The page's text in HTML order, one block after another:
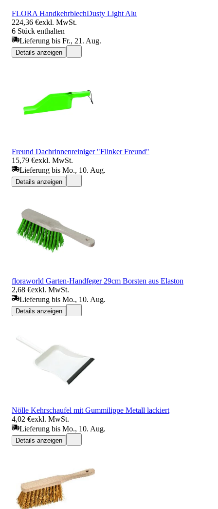
FLORA HandkehrblechDusty Light Alu
224,36 €exkl. MwSt.
6 Stück enthalten
Lieferung bis Fr., 21. Aug.
Details anzeigen
Freund Dachrinnenreiniger "Flinker Freund"
15,79 €exkl. MwSt.
Lieferung bis Mo., 10. Aug.
Details anzeigen
floraworld Garten-Handfeger 29cm Borsten aus Elaston
2,68 €exkl. MwSt.
Lieferung bis Mo., 10. Aug.
Details anzeigen
Nölle Kehrschaufel mit Gummilippe Metall lackiert
4,02 €exkl. MwSt.
Lieferung bis Mo., 10. Aug.
Details anzeigen